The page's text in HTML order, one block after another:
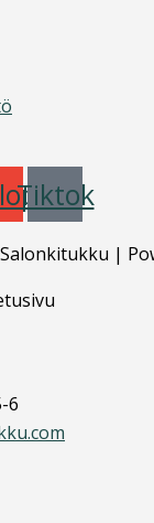
Tiktok
|
6